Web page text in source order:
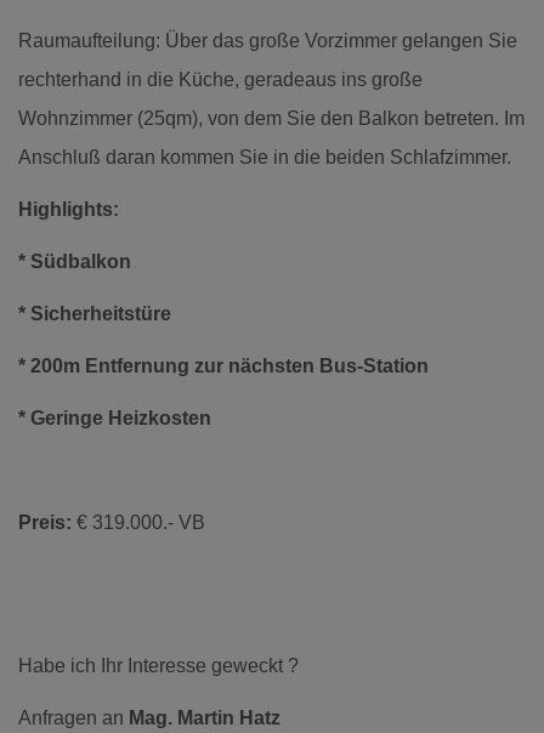
Raumaufteilung: Über das große Vorzimmer gelangen Sie
rechterhand in die Küche, geradeaus ins große
Wohnzimmer (25qm), von dem Sie den Balkon betreten. Im
Anschluß daran kommen Sie in die beiden Schlafzimmer.
Highlights:
* Südbalkon
* Sicherheitstüre
* 200m Entfernung zur nächsten Bus-Station
* Geringe Heizkosten
Preis: € 319.000.- VB
Habe ich Ihr Interesse geweckt ?
Anfragen an Mag. Martin Hatz